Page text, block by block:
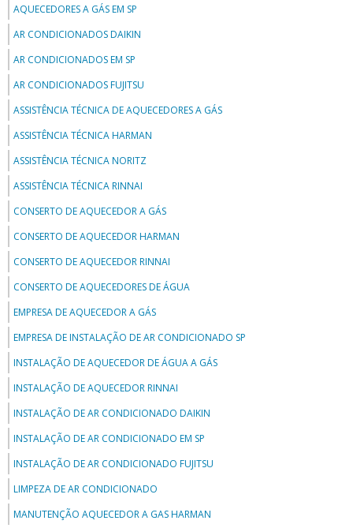
AQUECEDORES A GÁS EM SP
AR CONDICIONADOS DAIKIN
AR CONDICIONADOS EM SP
AR CONDICIONADOS FUJITSU
ASSISTÊNCIA TÉCNICA DE AQUECEDORES A GÁS
ASSISTÊNCIA TÉCNICA HARMAN
ASSISTÊNCIA TÉCNICA NORITZ
ASSISTÊNCIA TÉCNICA RINNAI
CONSERTO DE AQUECEDOR A GÁS
CONSERTO DE AQUECEDOR HARMAN
CONSERTO DE AQUECEDOR RINNAI
CONSERTO DE AQUECEDORES DE ÁGUA
EMPRESA DE AQUECEDOR A GÁS
EMPRESA DE INSTALAÇÃO DE AR CONDICIONADO SP
INSTALAÇÃO DE AQUECEDOR DE ÁGUA A GÁS
INSTALAÇÃO DE AQUECEDOR RINNAI
INSTALAÇÃO DE AR CONDICIONADO DAIKIN
INSTALAÇÃO DE AR CONDICIONADO EM SP
INSTALAÇÃO DE AR CONDICIONADO FUJITSU
LIMPEZA DE AR CONDICIONADO
MANUTENÇÃO AQUECEDOR A GAS HARMAN